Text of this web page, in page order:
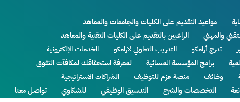
مواعيد التقديم على الكليات والجامعات والمعاهد
والمهني
الراغبين بالتقديم على الكليات التقنية والمعاهد
تدرج أرامكو التدريب التعاوني لارامكو
الخدمات الإلكترونية
برامج المؤسسة المسائية
لمعرفة استحقاقك لمكافآت التفوق
وظائف منصة عزم للتوظيف
الشراكات الاستراتيجية
التخصصات والشرح التنسيق الوظيفي للشكاوي تواصل معنا